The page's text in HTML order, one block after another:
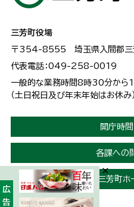
三芳町役場
〒354-8555 埼玉県入間郡
代表電話：049-258-0019
一般的な業務時間8時30分から
（土日祝日及び年末年始はお休み）
開庁時間
各課への
三芳町ホ
広告